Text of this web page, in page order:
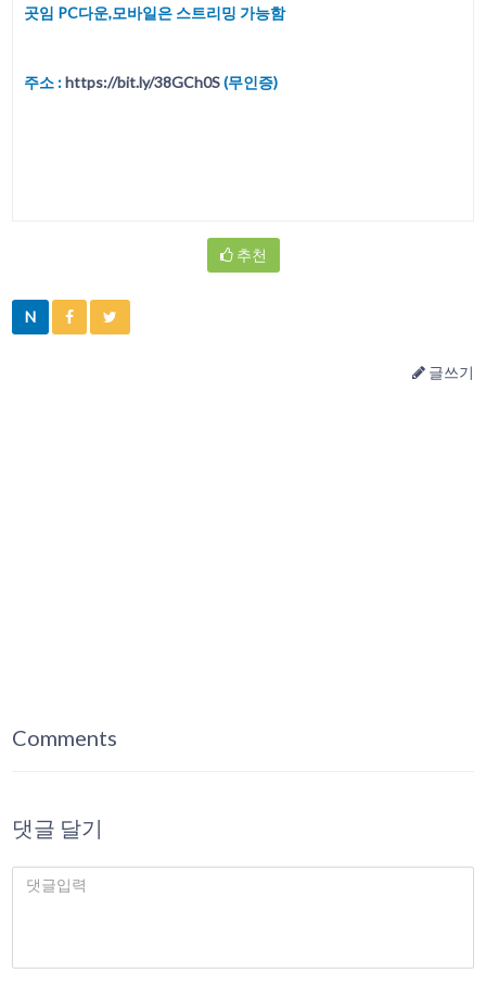
곳임 PC다운,모바일은 스트리밍 가능함
주소 :https://bit.ly/38GCh0S(무인증)
추천
N
글쓰기
Comments
댓글 달기